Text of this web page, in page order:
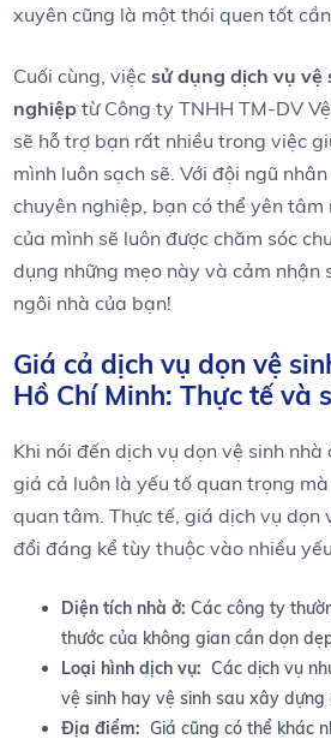
xuyên⁣ cũng là ​một thói quen tốt
Cuối cùng,⁣ việcsử dụng dịch vụ vệ
nghiệp từ Công⁢ ty ‍TNHH TM-DV
sẽ hỗ trợ bạn rất nhiều trong việc
mình luôn sạch sẽ.⁤ Với đội ngũ⁤
chuyên nghiệp, ‌bạn có thể yên
của mình sẽ luôn được chăm sóc
dụng những mẹo này và cảm nhận
ngôi nhà của bạn!
Giá ‍cả dịch vụ‌ dọn vệ
Hồ ⁢Chí Minh: Thực ​tế và
Khi nói đến dịch vụ ‌dọn vệ sinh nhà
giá cả luôn ​là yếu tố quan trọng
quan tâm. Thực tế, giá dịch vụ dọn
đổi đáng ⁣kể tùy thuộc vào nhiều
Diện tích nhà ở: Các công ty
thước của không gian‌ cần dọn
Loại hình dịch vụ:
Các⁢ dịch vụ
vệ sinh hay vệ sinh ⁣sau xây ​dựng
Địa điểm:
Giá cũng có thể khác